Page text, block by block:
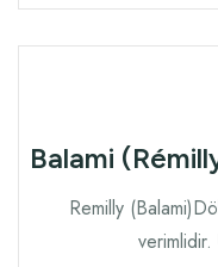
Balami
Remilly